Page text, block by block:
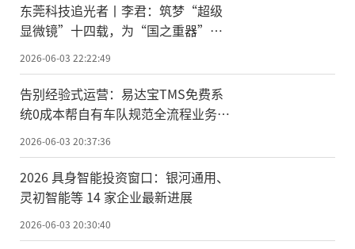
东莞科技追光者丨李君：筑梦“超级
显微镜”十四载，为“国之重器”铸
就“最强大脑”
2026-06-03 22:22:49
告别经验式运营：易达宝TMS免费系
统0成本帮自有车队规范全流程业务管
控
2026-06-03 20:37:36
2026 具身智能投资窗口：银河通用、
灵初智能等 14 家企业最新进展
2026-06-03 20:30:40